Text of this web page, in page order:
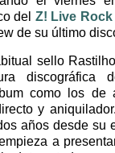
del Z! Live Rock
de su último
sello
discográfica
como los de
y
años desde su
a